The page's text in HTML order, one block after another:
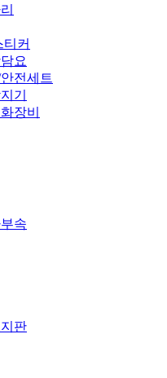
티커
요
전세트
기
장비
속
판